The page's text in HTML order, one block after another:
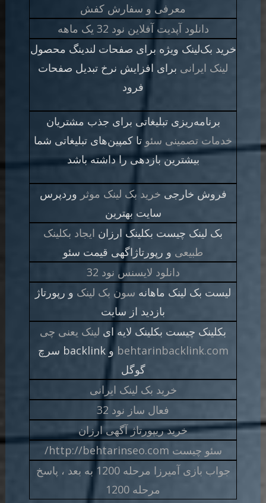
معرفی و سفارش کفش
دانلود آپدیت آفلاین نود 32 یک ماهه
خرید بک‌لینک ویژه برای صفحات لندینگ محصول
لینک ایرانی برای افزایش نرخ تبدیل صفحات
فرود
برنامه‌ریزی تبلیغاتی برای جذب مشتریان
خدمات تصمینی سئو تا کمپین‌های تبلیغاتی شما
بیشترین بازدهی را داشته باشد
فروش خارجی خرید بک لینک موثر وردپرس
سایت بهترین
بک لینک چیست بکلینک ارزان ایجاد بکلینک
طبیعی و رپورتاژاگهی قیمت سئو
دانلود لایسنس نود 32
لیست بک لینک ماهانه سون بک لینک و رپورتاژ
بازدید از سایت
بکلینک چیست بکلینک لایه ای لینک یعنی چی
behtarinbacklink.com
و backlink سرچ
گوگل
خرید بک لینک ایرانی
فعال ساز نود 32
خرید ریپورتاژ آگهی ارزان
سئو چیست http://behtarinseo.com/
جواب بازی آمیرزا مرحله 1200 به بعد ، پاسخ
مرحله 1200